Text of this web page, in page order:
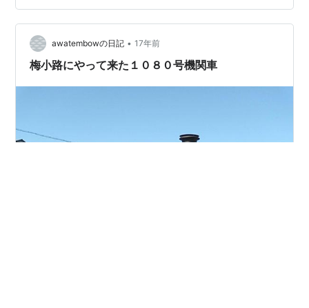
に汚すわけでもなく、軽く掃除機をかけて終了 さぁ、部
屋の鍵を返却して、チェックアウト完了です♪ ↓ 京都駅
から徒歩で向かったのは東寺です。 新幹線に乗った時、
東寺の五重塔が見える度に「…
awatembowの日記 • 17年前
梅小路にやって来た１０８０号機関車